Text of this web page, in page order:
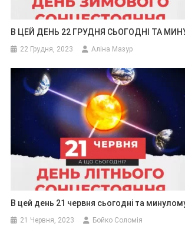
В ЦЕЙ ДЕНЬ 22 ГРУДНЯ СЬОГОДНІ ТА
22 Грудня, 2023 Аліна Мазур
В цей день 21 червня сьогодні та
21 Червня, 2023 Бойко Соломія